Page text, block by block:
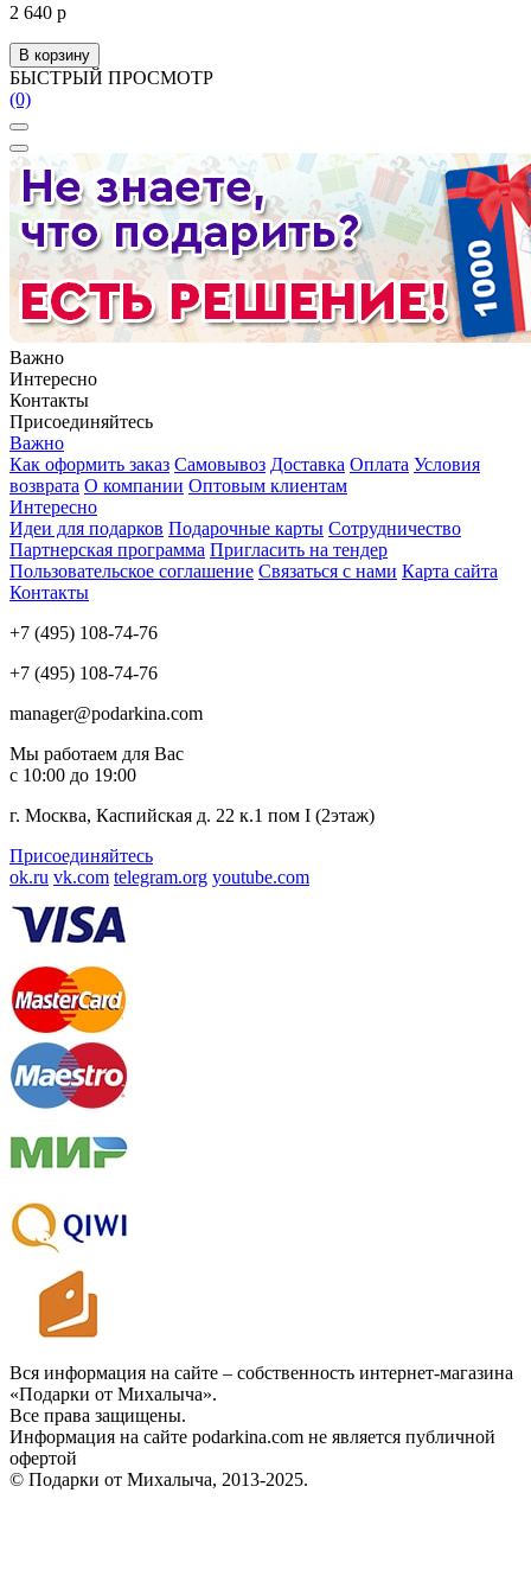
2 640 р
В корзину
БЫСТРЫЙ ПРОСМОТР
(0)
Важно
Интересно
Контакты
Присоединяйтесь
Важно
Как оформить заказ Самовывоз Доставка Оплата Условия
возврата О компании Оптовым клиентам
Интересно
Идеи для подарков Подарочные карты Сотрудничество
Партнерская программа Пригласить на тендер
Пользовательское соглашение Связаться с нами Карта сайта
Контакты
+7 (495) 108-74-76
+7 (495) 108-74-76
manager@podarkina.com
Мы работаем для Вас
с 10:00 до 19:00
г. Москва, Каспийская д. 22 к.1 пом I (2этаж)
Присоединяйтесь
ok.ru vk.com telegram.org youtube.com
Вся информация на сайте – собственность интернет-магазина
«Подарки от Михалыча».
Все права защищены.
Информация на сайте podarkina.com не является публичной
офертой
© Подарки от Михалыча, 2013-2025.